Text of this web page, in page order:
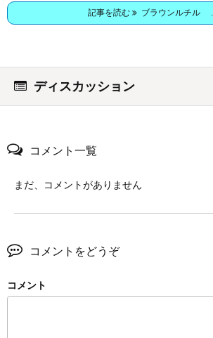
記事を読む ブラウンルチル ...
ディスカッション
コメント一覧
まだ、コメントがありません
コメントをどうぞ
コメント